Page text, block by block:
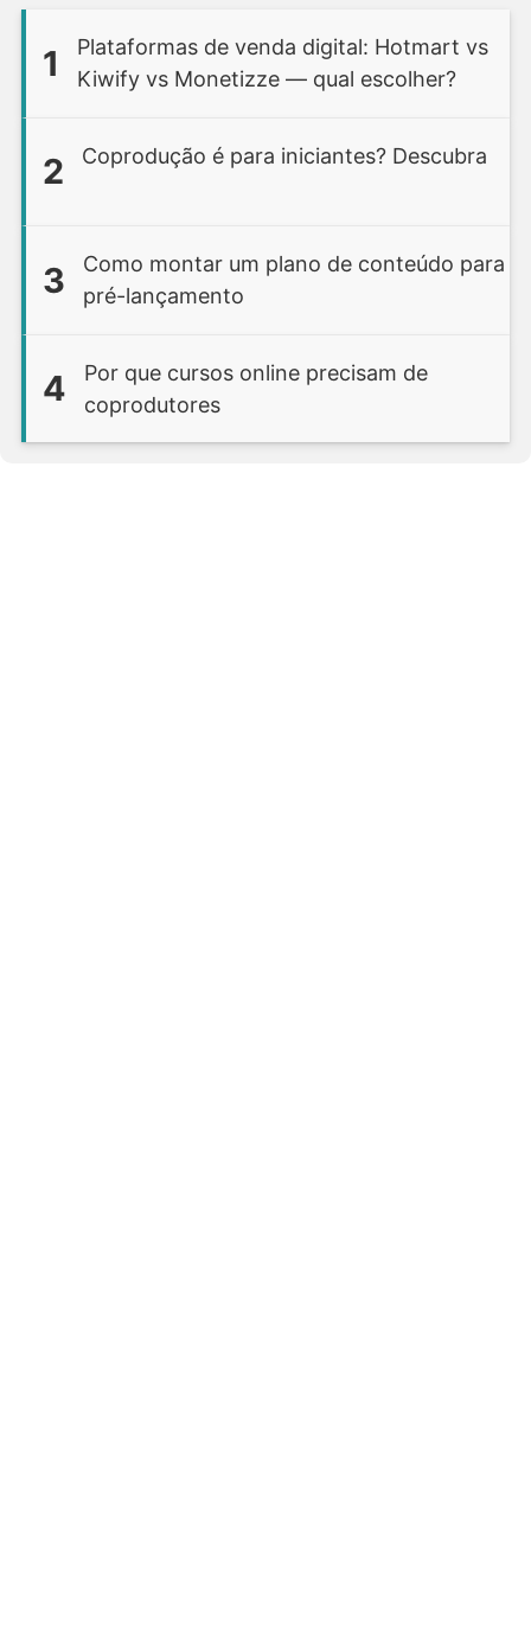
1
Plataformas de venda digital: Hotmart vs
Kiwify vs Monetizze — qual escolher?
2 Coprodução é para iniciantes? Descubra
3
Como montar um plano de conteúdo para
pré-lançamento
4
Por que cursos online precisam de
coprodutores